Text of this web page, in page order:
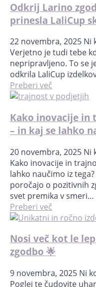
Odkrij Larino
prinesla LaliCup
22 novembra, 2025 Ni
Verjetno je tudi tebe
nepripravljeno. To se
odkrila LaliCup
Preberi več
Kako inovacije in
– in kaj se lahko
20 novembra, 2025 Ni
Kako inovacije in
lahko naučimo iz
poročajo o pozitivnih
svet premika v smeri…
Preberi več
Nosi več kot le
zgodbo 🌟
9 novembra, 2025 Ni
Poglej te čudovite